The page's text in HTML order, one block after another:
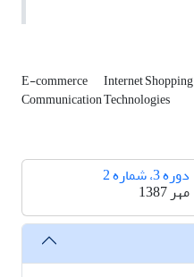
E-commerce Internet Shopping
Communication Technologies
دوره 3، شماره 2
مهر 1387